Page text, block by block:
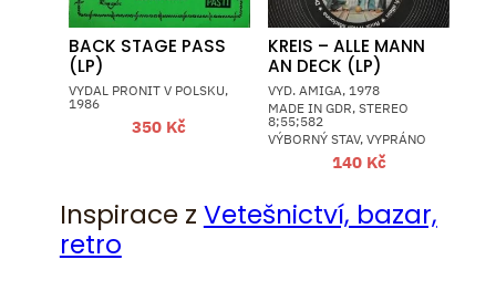
BACK STAGE PASS
(LP)
VYDAL PRONIT V POLSKU,
1986
350 Kč
KREIS – ALLE MANN
AN DECK (LP)
VYD. AMIGA, 1978
MADE IN GDR, STEREO
8;55;582
VÝBORNÝ STAV, VYPRÁNO
140 Kč
Inspirace z Vetešnictví, bazar,
retro